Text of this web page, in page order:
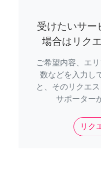
受けたいサー
場合はリク
ご希望内容、エ
数などを入力し
と、そのリクエ
サポーター
リク